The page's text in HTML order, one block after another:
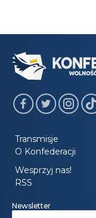
Transmisje
O Konfederacji
Wesprzyj nas!
RSS
Newsletter